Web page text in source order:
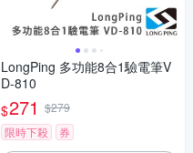
LongPing 多功能8合1驗電筆V
D-810
$271 $279
限時下殺
券